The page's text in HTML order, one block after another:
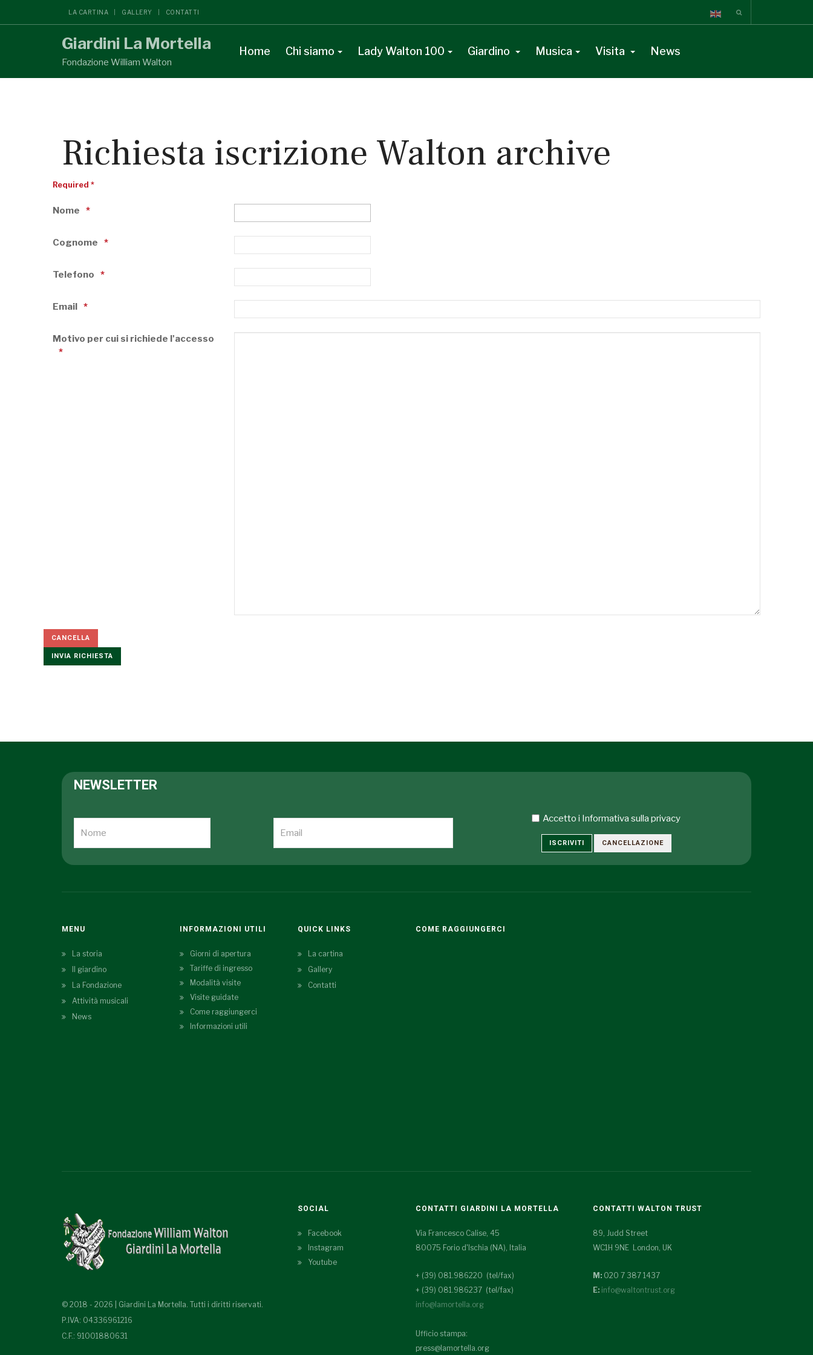
LA CARTINA GALLERY CONTATTI
Giardini La Mortella
Fondazione William Walton
Home Chi siamo Lady Walton 100 Giardino Musica Visita News
Richiesta iscrizione Walton archive
Required *
Nome
Cognome
Telefono
Email
Motivo per cui si richiede l'accesso
Honeypot, please leave this field empty
NEWSLETTER
Accetto i Informativa sulla privacy
ISCRIVITI CANCELLAZIONE
MENU
La storia
Il giardino
La Fondazione
Attività musicali
News
INFORMAZIONI UTILI
Giorni di apertura
Tariffe di ingresso
Modalità visite
Visite guidate
Come raggiungerci
Informazioni utili
QUICK LINKS
La cartina
Gallery
Contatti
COME RAGGIUNGERCI
© 2018 - 2026 | Giardini La Mortella. Tutti i diritti riservati.
P.IVA: 04336961216
C.F.: 91001880631
SOCIAL
Facebook
Instagram
Youtube
CONTATTI GIARDINI LA MORTELLA
Via Francesco Calise, 45
80075 Forio d'Ischia (NA), Italia
+ (39) 081.986220 (tel/fax)
+ (39) 081.986237 (tel/fax)
info@lamortella.org
Ufficio stampa:
press@lamortella.org
CONTATTI WALTON TRUST
89, Judd Street
WC1H 9NE London, UK
M:020 7 387 1437
E: info@waltontrust.org